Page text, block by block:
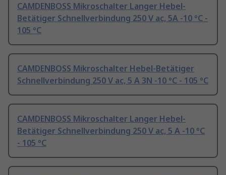
CAMDENBOSS Mikroschalter Langer Hebel-
Betätiger Schnellverbindung 250 V ac, 5A -10 °C -
105 °C
CAMDENBOSS Mikroschalter Hebel-Betätiger
Schnellverbindung 250 V ac, 5 A 3N -10 °C - 105 °C
CAMDENBOSS Mikroschalter Langer Hebel-
Betätiger Schnellverbindung 250 V ac, 5 A -10 °C
- 105 °C